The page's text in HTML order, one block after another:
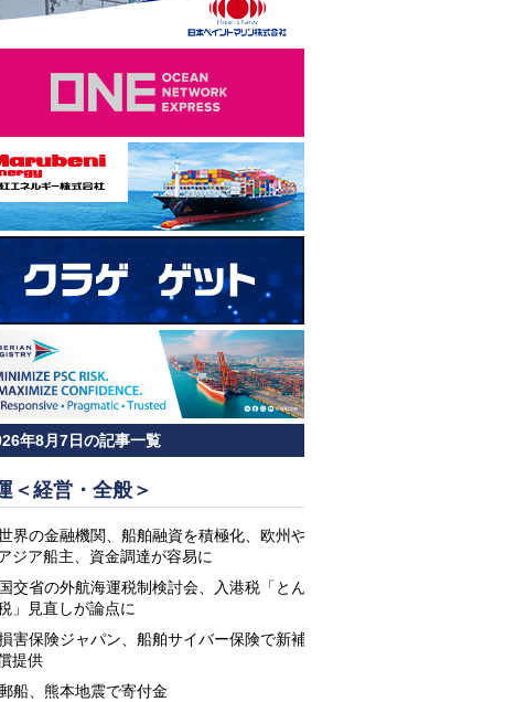
年8月7日の記事一覧
＜経営・全般＞
界の金融機関、船舶融資を積極化、欧州や
ジア船主、資金調達が容易に
国交省の外航海運税制検討会、入港税「とん
」見直しが論点に
害保険ジャパン、船舶サイバー保険で新補
提供
船、熊本地震で寄付金